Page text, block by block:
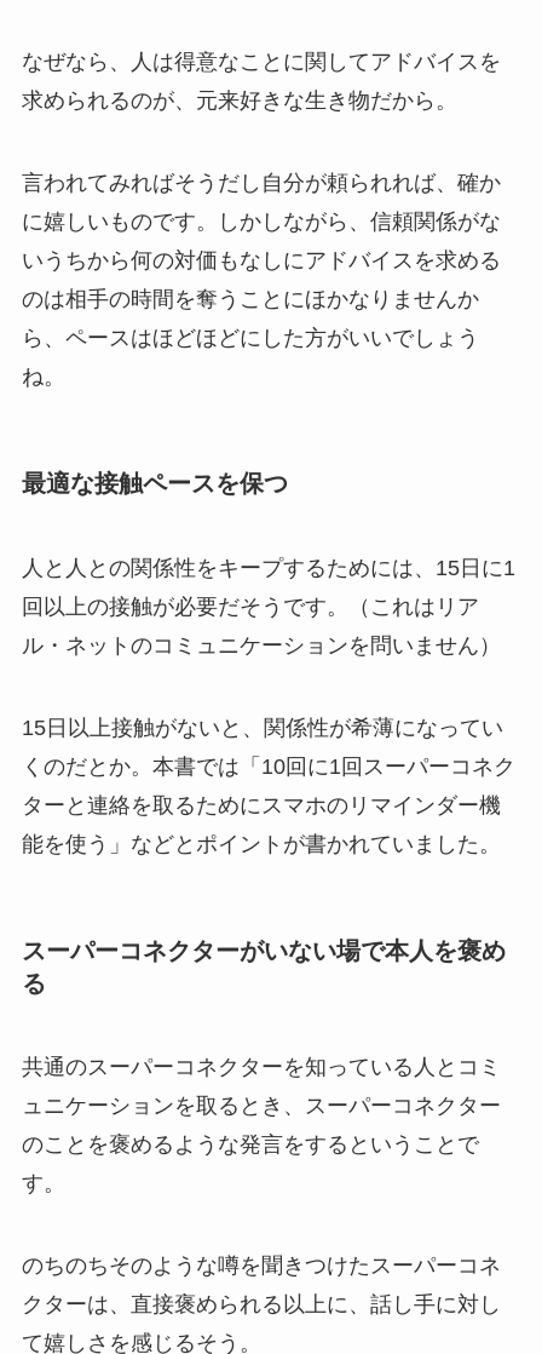
なぜなら、人は得意なことに関してアドバイスを
求められるのが、元来好きな生き物だから。
言われてみればそうだし自分が頼られれば、確か
に嬉しいものです。しかしながら、信頼関係がな
いうちから何の対価もなしにアドバイスを求める
のは相手の時間を奪うことにほかなりませんか
ら、ペースはほどほどにした方がいいでしょう
ね。
最適な接触ペースを保つ
人と人との関係性をキープするためには、15日に1
回以上の接触が必要だそうです。（これはリア
ル・ネットのコミュニケーションを問いません）
15日以上接触がないと、関係性が希薄になってい
くのだとか。本書では「10回に1回スーパーコネク
ターと連絡を取るためにスマホのリマインダー機
能を使う」などとポイントが書かれていました。
スーパーコネクターがいない場で本人を褒め
る
共通のスーパーコネクターを知っている人とコミ
ュニケーションを取るとき、スーパーコネクター
のことを褒めるような発言をするということで
す。
のちのちそのような噂を聞きつけたスーパーコネ
クターは、直接褒められる以上に、話し手に対し
て嬉しさを感じるそう。